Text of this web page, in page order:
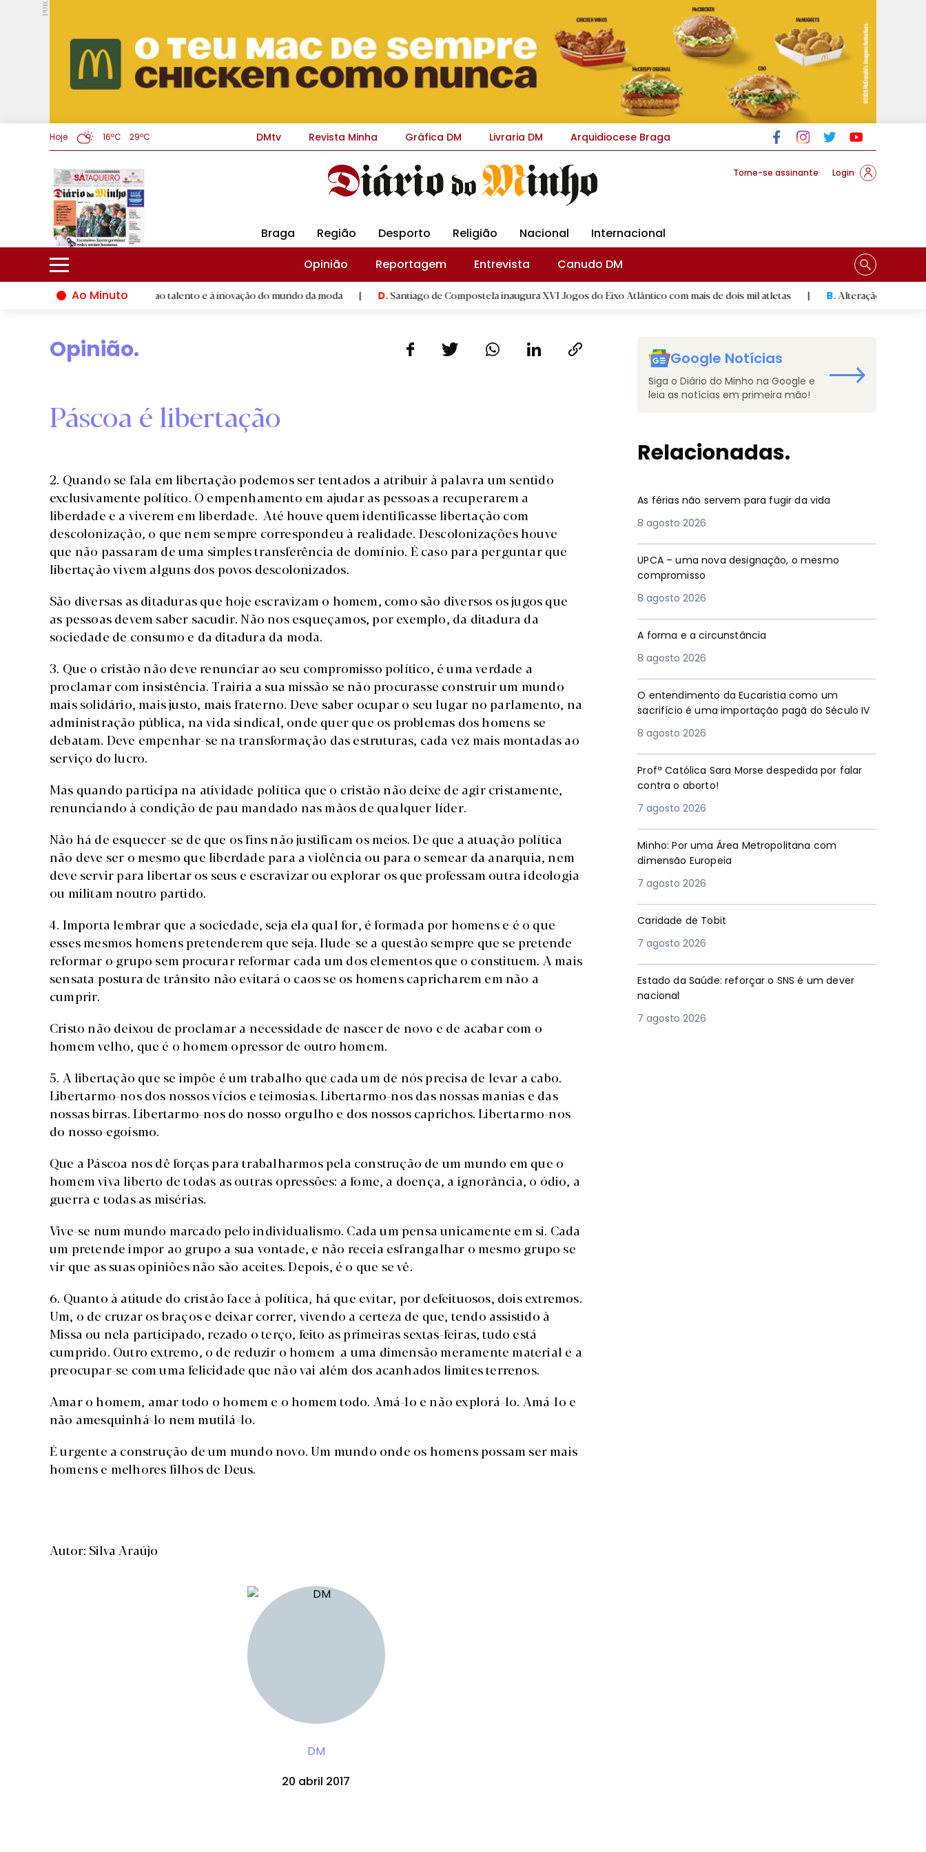
PUB.
Hoje 16ºC 29ºC DMtv Revista Minha Gráfica DM Livraria DM Arquidiocese Braga
Torne-se assinante Login
Braga Região Desporto Religião Nacional
Internacional
Opinião
Reportagem Entrevista
Canudo DM
Ao Minuto
Famalicão dá palco ao talento e à inovação do mundo da moda | D.Santiago de Compostela inaugura XVI Jogos do Eixo Atlântico com mais de dois mil atletas | B.Alteração do Código das
Opinião.
Páscoa é libertação
2. Quando se fala em libertação podemos ser tentados a atribuir à palavra um sentido
exclusivamente político. O empenhamento em ajudar as pessoas a recuperarem a
liberdade e a viverem em liberdade. Até houve quem identificasse libertação com
descolonização, o que nem sempre correspondeu à realidade. Descolonizações houve
que não passaram de uma simples transferência de domínio. É caso para perguntar que
libertação vivem alguns dos povos descolonizados.
São diversas as ditaduras que hoje escravizam o homem, como são diversos os jugos que
as pessoas devem saber sacudir. Não nos esqueçamos, por exemplo, da ditadura da
sociedade de consumo e da ditadura da moda.
3. Que o cristão não deve renunciar ao seu compromisso político, é uma verdade a
proclamar com insistência. Trairia a sua missão se não procurasse construir um mundo
mais solidário, mais justo, mais fraterno. Deve saber ocupar o seu lugar no parlamento, na
administração pública, na vida sindical, onde quer que os problemas dos homens se
debatam. Deve empenhar-se na transformação das estruturas, cada vez mais montadas ao
serviço do lucro.
Mas quando participa na atividade política que o cristão não deixe de agir cristamente,
renunciando à condição de pau mandado nas mãos de qualquer líder.
Não há de esquecer-se de que os fins não justificam os meios. De que a atuação política
não deve ser o mesmo que liberdade para a violência ou para o semear da anarquia, nem
deve servir para libertar os seus e escravizar ou explorar os que professam outra ideologia
ou militam noutro partido.
4. Importa lembrar que a sociedade, seja ela qual for, é formada por homens e é o que
esses mesmos homens pretenderem que seja. Ilude-se a questão sempre que se pretende
reformar o grupo sem procurar reformar cada um dos elementos que o constituem. A mais
sensata postura de trânsito não evitará o caos se os homens capricharem em não a
cumprir.
Cristo não deixou de proclamar a necessidade de nascer de novo e de acabar com o
homem velho, que é o homem opressor de outro homem.
5. A libertação que se impõe é um trabalho que cada um de nós precisa de levar a cabo.
Libertarmo-nos dos nossos vícios e teimosias. Libertarmo-nos das nossas manias e das
nossas birras. Libertarmo-nos do nosso orgulho e dos nossos caprichos. Libertarmo-nos
do nosso egoísmo.
Que a Páscoa nos dê forças para trabalharmos pela construção de um mundo em que o
homem viva liberto de todas as outras opressões: a fome, a doença, a ignorância, o ódio, a
guerra e todas as misérias.
Vive-se num mundo marcado pelo individualismo. Cada um pensa unicamente em si. Cada
um pretende impor ao grupo a sua vontade, e não receia esfrangalhar o mesmo grupo se
vir que as suas opiniões não são aceites. Depois, é o que se vê.
6. Quanto à atitude do cristão face à política, há que evitar, por defeituosos, dois extremos.
Um, o de cruzar os braços e deixar correr, vivendo a certeza de que, tendo assistido à
Missa ou nela participado, rezado o terço, feito as primeiras sextas-feiras, tudo está
cumprido. Outro extremo, o de reduzir o homem a uma dimensão meramente material e a
preocupar-se com uma felicidade que não vai além dos acanhados limites terrenos.
Amar o homem, amar todo o homem e o homem todo. Amá-lo e não explorá-lo. Amá-lo e
não amesquinhá-lo nem mutilá-lo.
É urgente a construção de um mundo novo. Um mundo onde os homens possam ser mais
homens e melhores filhos de Deus.
Autor: Silva Araújo
DM
20 abril 2017
Google Notícias
Siga o Diário do Minho na Google e
leia as notícias em primeira mão!
Relacionadas.
As férias não servem para fugir da vida
8 agosto 2026
UPCA – uma nova designação, o mesmo
compromisso
8 agosto 2026
A forma e a circunstância
8 agosto 2026
O entendimento da Eucaristia como um
sacrifício é uma importação pagã do Século IV
8 agosto 2026
Profª Católica Sara Morse despedida por falar
contra o aborto!
7 agosto 2026
Minho: Por uma Área Metropolitana com
dimensão Europeia
7 agosto 2026
Caridade de Tobit
7 agosto 2026
Estado da Saúde: reforçar o SNS é um dever
nacional
7 agosto 2026